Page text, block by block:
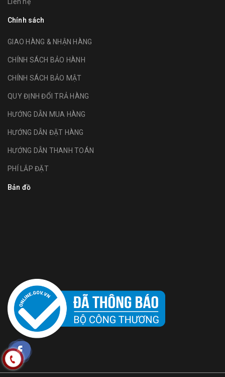
Chính sách
GIAO HÀNG & NHẬN HÀNG
CHÍNH SÁCH BẢO HÀNH
CHÍNH SÁCH BẢO MẬT
QUY ĐỊNH ĐỔI TRẢ HÀNG
HƯỚNG DẪN MUA HÀNG
HƯỚNG DẪN ĐẶT HÀNG
HƯỚNG DẪN THANH TOÁN
PHÍ LẮP ĐẶT
Bản đồ